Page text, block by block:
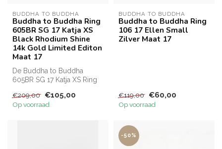
BUDDHA TO BUDDHA
Buddha to Buddha Ring
605BR SG 17 Katja XS
Black Rhodium Shine
14k Gold Limited Editon
Maat 17
De Buddha to Buddha
605BR SG 17 Katja XS Ring
van zi...
€209,00 €105,00
Op voorraad
BUDDHA TO BUDDHA
Buddha to Buddha Ring
106 17 Ellen Small
Zilver Maat 17
€119,00 €60,00
Op voorraad
-50%